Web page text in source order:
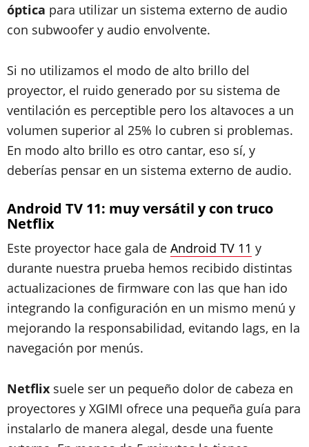
óptica para utilizar un sistema externo de audio
con subwoofer y audio envolvente.
Si no utilizamos el modo de alto brillo del
proyector, el ruido generado por su sistema de
ventilación es perceptible pero los altavoces a un
volumen superior al 25% lo cubren si problemas.
En modo alto brillo es otro cantar, eso sí, y
deberías pensar en un sistema externo de audio.
Android TV 11: muy versátil y con truco
Netflix
Este proyector hace gala de Android TV 11 y
durante nuestra prueba hemos recibido distintas
actualizaciones de firmware con las que han ido
integrando la configuración en un mismo menú y
mejorando la responsabilidad, evitando lags, en la
navegación por menús.
Netflix suele ser un pequeño dolor de cabeza en
proyectores y XGIMI ofrece una pequeña guía para
instalarlo de manera alegal, desde una fuente